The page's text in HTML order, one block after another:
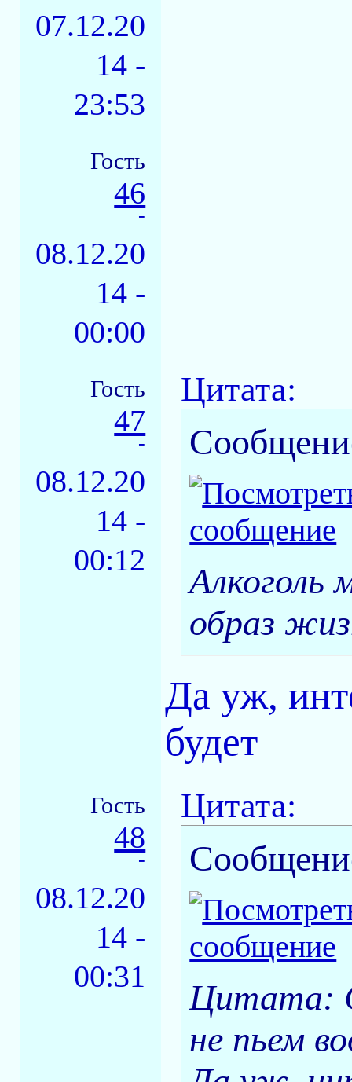
07.12.20
14 -
23:53
Гость
46
-
08.12.20
14 -
00:00
Гость
47
-
08.12.20
14 -
00:12
Цитата:
Алкоголь
образ
Да уж,
будет
Гость
48
-
08.12.20
14 -
00:31
Цитата:
Цитата:
не пьем